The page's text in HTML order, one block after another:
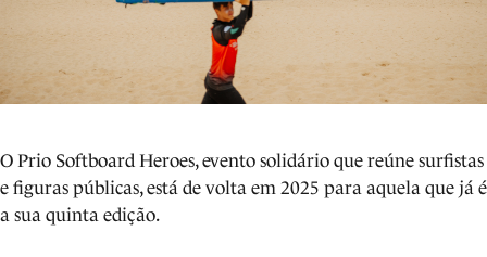
O Prio Softboard Heroes, evento solidário que reúne surfistas
e figuras públicas, está de volta em 2025 para aquela que já é
a sua quinta edição.